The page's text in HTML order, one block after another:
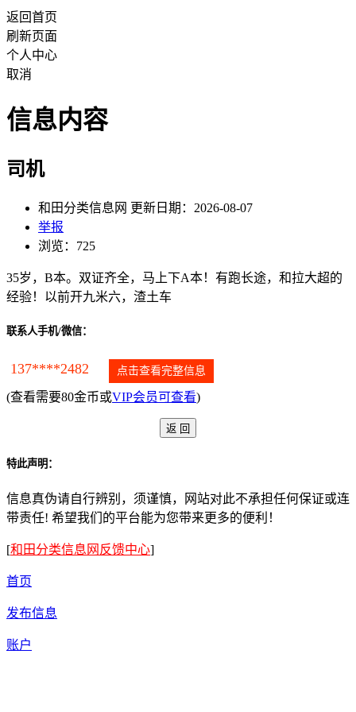
返回首页
刷新页面
个人中心
取消
信息内容
司机
和田分类信息网 更新日期：2026-08-07
举报
浏览：725
35岁，B本。双证齐全，马上下A本！有跑长途，和拉大超的
经验！以前开九米六，渣土车
联系人手机/微信：
137****2482 点击查看完整信息
(查看需要80金币或VIP会员可查看)
特此声明：
信息真伪请自行辨别，须谨慎，网站对此不承担任何保证或连
带责任! 希望我们的平台能为您带来更多的便利！
[和田分类信息网反馈中心]
首页
发布信息
账户